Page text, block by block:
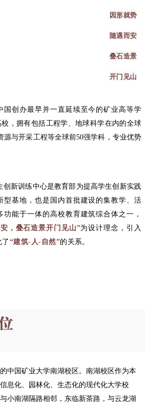
因形就势
随遇而安
叠石造景
开门见山
国创办最早并一直延续至今的矿业高等学
，拥有包括工程学、地球科学在内的全球
与开采工程等全球前50强学科，专业优势
创新训练中心是教育部为提高学生创新实践
型基地，也是国内首批建设的集教学、活
功能于一体的高校教育建筑综合体之一，
，叠石造景开门见山”为设计理念，引入
“建筑-人-自然”的关系。
中国矿业大学南湖校区。南湖校区作为本
息化、园林化、生态化的现代化大学校
小南湖隔路相邻，东临新茶路，与云龙湖